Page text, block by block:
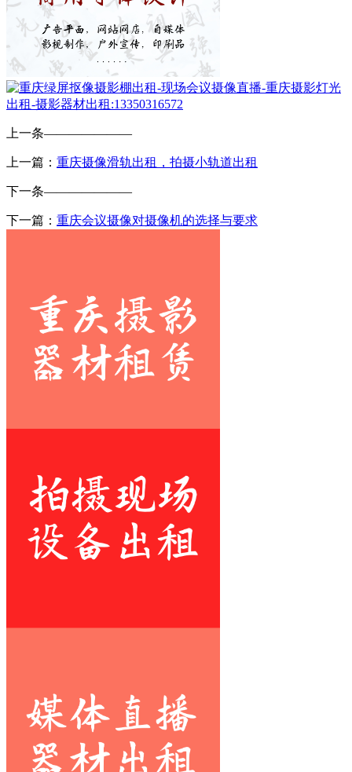
上一条———————
上一篇： 重庆摄像滑轨出租，拍摄小轨道出租
下一条———————
下一篇： 重庆会议摄像对摄像机的选择与要求